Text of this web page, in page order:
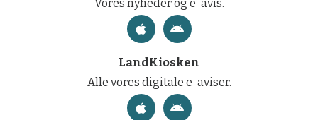
Vores nyheder og e-avis.
LandKiosken
Alle vores digitale e-aviser.